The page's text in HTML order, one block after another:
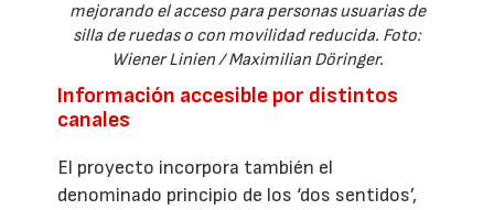
mejorando el acceso para personas usuarias de
silla de ruedas o con movilidad reducida. Foto:
Wiener Linien / Maximilian Döringer.
Información accesible por distintos
canales
El proyecto incorpora también el
denominado principio de los ‘dos sentidos’,